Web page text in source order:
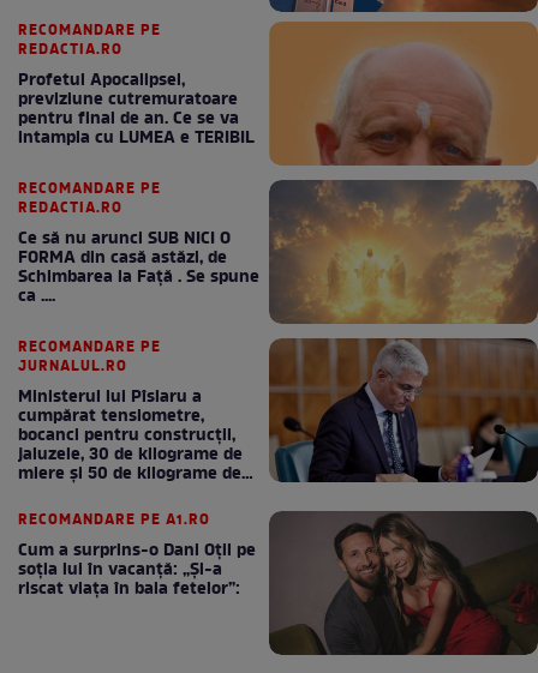
RECOMANDARE PE
REDACTIA.RO
Profetul Apocalipsei,
previziune cutremuratoare
pentru final de an. Ce se va
intampla cu LUMEA e TERIBIL
RECOMANDARE PE
REDACTIA.RO
Ce să nu arunci SUB NICI O
FORMA din casă astăzi, de
Schimbarea la Față . Se spune
ca ....
RECOMANDARE PE
JURNALUL.RO
Ministerul lui Pîslaru a
cumpărat tensiometre,
bocanci pentru construcții,
jaluzele, 30 de kilograme de
miere și 50 de kilograme de
RECOMANDARE PE A1.RO
Cum a surprins-o Dani Oțil pe
soția lui în vacanță: „Și-a
riscat viața în baia fetelor”: